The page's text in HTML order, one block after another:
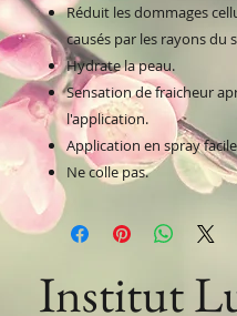
Réduit les dommages
causés par les rayons du
Hydrate la peau.
Sensation de fraicheur
l'application.
Application en spray
Ne colle pas.
Institut